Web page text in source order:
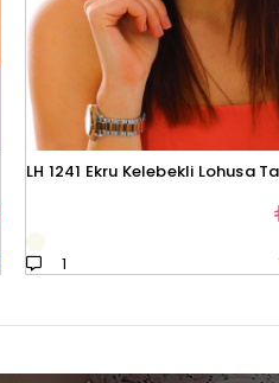
LH 1241 Ekru Kelebekli Lohusa
1